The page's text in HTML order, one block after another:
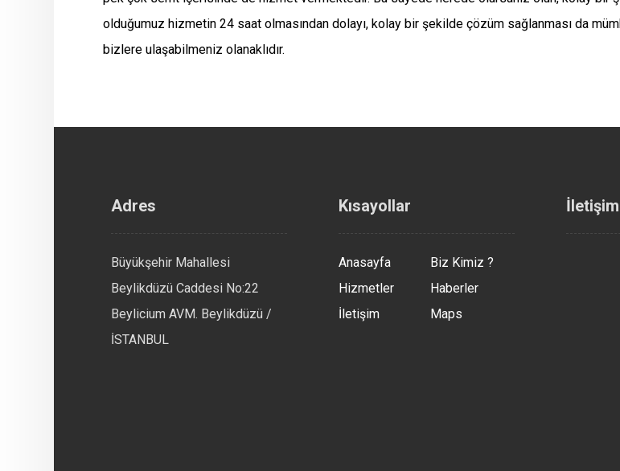
olduğumuz hizmetin 24 saat olmasından dolayı, kolay bir şekilde çözüm sağlanması da
bizlere ulaşabilmeniz olanaklıdır.
Adres
Büyükşehir Mahallesi
Beylikdüzü Caddesi No:22
Beylicium AVM. Beylikdüzü /
İSTANBUL
Kısayollar
Anasayfa
Biz Kimiz ?
Hizmetler
Haberler
İletişim
Maps